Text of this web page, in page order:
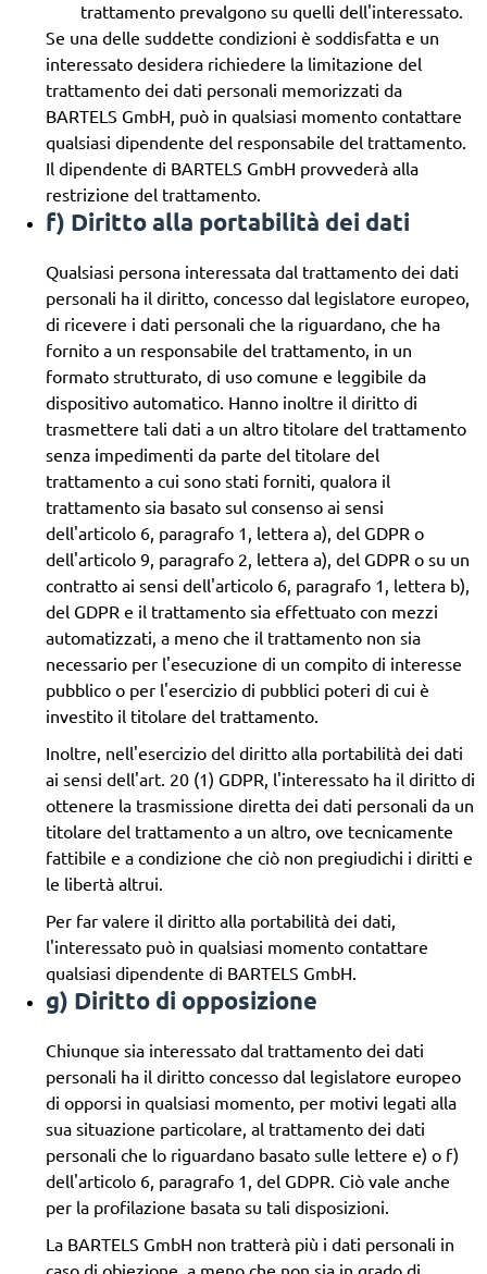
trattamento prevalgono su quelli dell'interessato.
Se una delle suddette condizioni è soddisfatta e un
interessato desidera richiedere la limitazione del
trattamento dei dati personali memorizzati da
BARTELS GmbH, può in qualsiasi momento contattare
qualsiasi dipendente del responsabile del trattamento.
Il dipendente di BARTELS GmbH provvederà alla
restrizione del trattamento.
f) Diritto alla portabilità dei dati
Qualsiasi persona interessata dal trattamento dei dati
personali ha il diritto, concesso dal legislatore europeo,
di ricevere i dati personali che la riguardano, che ha
fornito a un responsabile del trattamento, in un
formato strutturato, di uso comune e leggibile da
dispositivo automatico. Hanno inoltre il diritto di
trasmettere tali dati a un altro titolare del trattamento
senza impedimenti da parte del titolare del
trattamento a cui sono stati forniti, qualora il
trattamento sia basato sul consenso ai sensi
dell'articolo 6, paragrafo 1, lettera a), del GDPR o
dell'articolo 9, paragrafo 2, lettera a), del GDPR o su un
contratto ai sensi dell'articolo 6, paragrafo 1, lettera b),
del GDPR e il trattamento sia effettuato con mezzi
automatizzati, a meno che il trattamento non sia
necessario per l'esecuzione di un compito di interesse
pubblico o per l'esercizio di pubblici poteri di cui è
investito il titolare del trattamento.
Inoltre, nell'esercizio del diritto alla portabilità dei dati
ai sensi dell'art. 20 (1) GDPR, l'interessato ha il diritto di
ottenere la trasmissione diretta dei dati personali da un
titolare del trattamento a un altro, ove tecnicamente
fattibile e a condizione che ciò non pregiudichi i diritti e
le libertà altrui.
Per far valere il diritto alla portabilità dei dati,
l'interessato può in qualsiasi momento contattare
qualsiasi dipendente di BARTELS GmbH.
g) Diritto di opposizione
Chiunque sia interessato dal trattamento dei dati
personali ha il diritto concesso dal legislatore europeo
di opporsi in qualsiasi momento, per motivi legati alla
sua situazione particolare, al trattamento dei dati
personali che lo riguardano basato sulle lettere e) o f)
dell'articolo 6, paragrafo 1, del GDPR. Ciò vale anche
per la profilazione basata su tali disposizioni.
La BARTELS GmbH non tratterà più i dati personali in